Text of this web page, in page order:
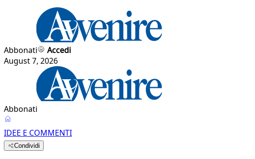
Abbonati
Accedi
August 7, 2026
Abbonati
IDEE E COMMENTI
Condividi